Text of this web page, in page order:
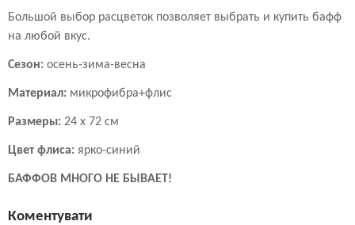
Большой выбор расцветок позволяет выбрать и купить бафф
на любой вкус.
Сезон: осень-зима-весна
Материал: микрофибра+флис
Размеры: 24 х 72 см
Цвет флиса: ярко-синий
БАФФОВ МНОГО НЕ БЫВАЕТ!
Коментувати